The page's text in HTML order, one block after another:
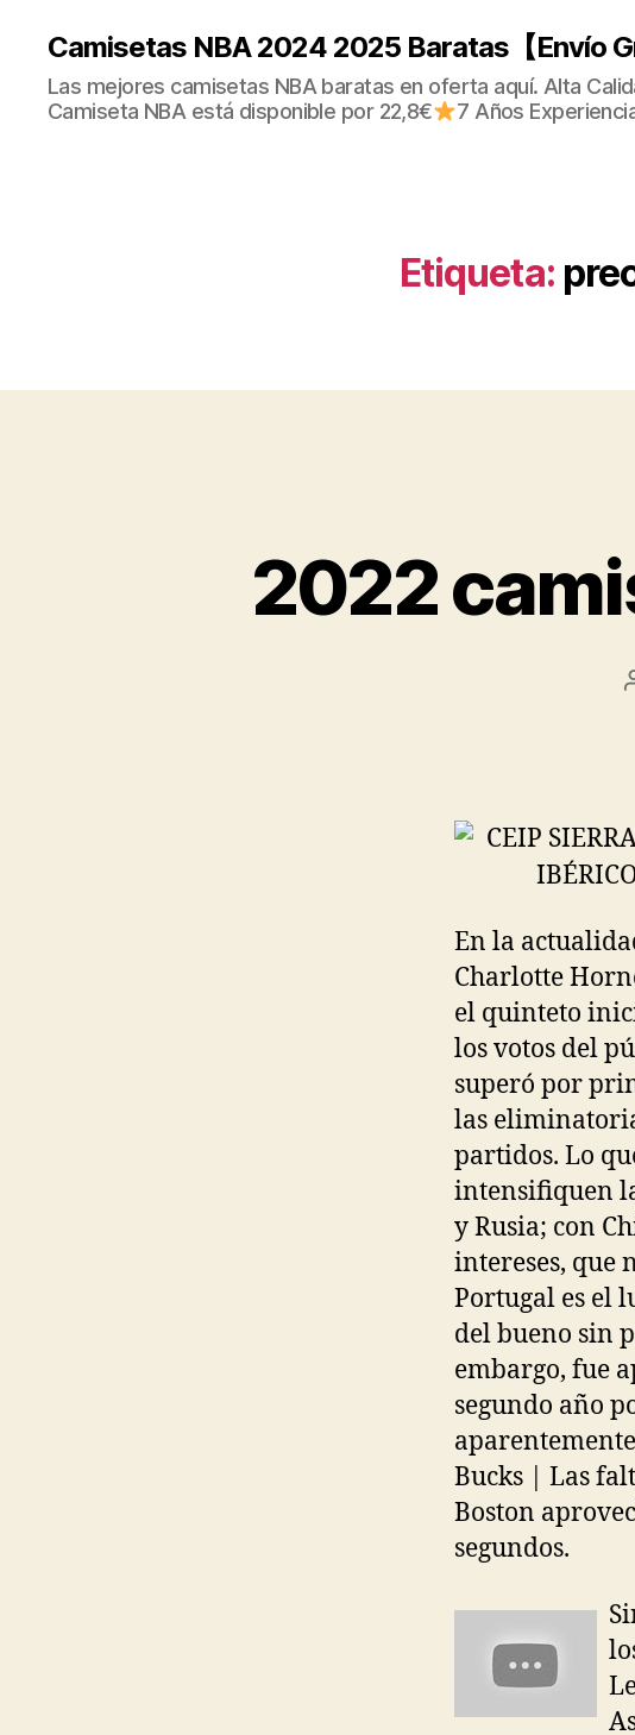
Camisetas NBA 2024 2025 Baratas【Envío
Las mejores camisetas NBA baratas en oferta aquí. Alta
Camiseta NBA está disponible por 22,8€
7 Años
Etiqueta:
2022
En la
Charlotte
el quinteto
los votos del
superó por
las
partidos. Lo
intensifiquen
y Rusia; con
intereses, que
Portugal es el
del bueno sin
embargo, fue
segundo año
Bucks | Las
Boston
segundos.